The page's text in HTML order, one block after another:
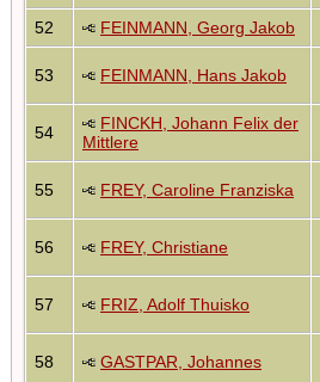
52 FEINMANN, Georg Jakob
53 FEINMANN, Hans Jakob
54
FINCKH, Johann Felix der
Mittlere
55 FREY, Caroline Franziska
56 FREY, Christiane
57 FRIZ, Adolf Thuisko
58 GASTPAR, Johannes